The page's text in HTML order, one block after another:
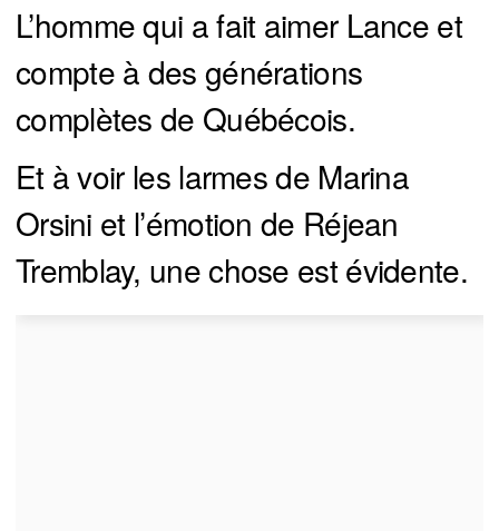
L’homme qui a fait aimer Lance et
compte à des générations
complètes de Québécois.
Et à voir les larmes de Marina
Orsini et l’émotion de Réjean
Tremblay, une chose est évidente.